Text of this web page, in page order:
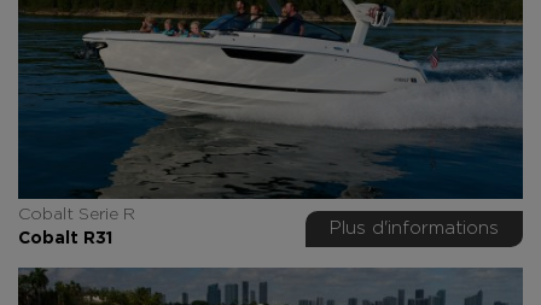
Cobalt Serie R
Cobalt R31
Plus d'informations